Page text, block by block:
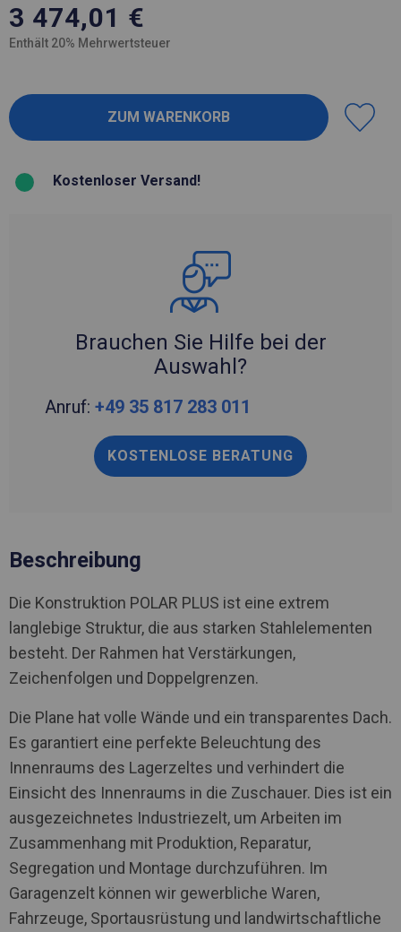
3 474,01 €
Enthält 20% Mehrwertsteuer
Kostenloser Versand!
Brauchen Sie Hilfe bei der
Auswahl?
Anruf: +49 35 817 283 011
KOSTENLOSE BERATUNG
Beschreibung
Die Konstruktion POLAR PLUS ist eine extrem
langlebige Struktur, die aus starken Stahlelementen
besteht. Der Rahmen hat Verstärkungen,
Zeichenfolgen und Doppelgrenzen.
Die Plane hat volle Wände und ein transparentes Dach.
Es garantiert eine perfekte Beleuchtung des
Innenraums des Lagerzeltes und verhindert die
Einsicht des Innenraums in die Zuschauer. Dies ist ein
ausgezeichnetes Industriezelt, um Arbeiten im
Zusammenhang mit Produktion, Reparatur,
Segregation und Montage durchzuführen. Im
Garagenzelt können wir gewerbliche Waren,
Fahrzeuge, Sportausrüstung und landwirtschaftliche